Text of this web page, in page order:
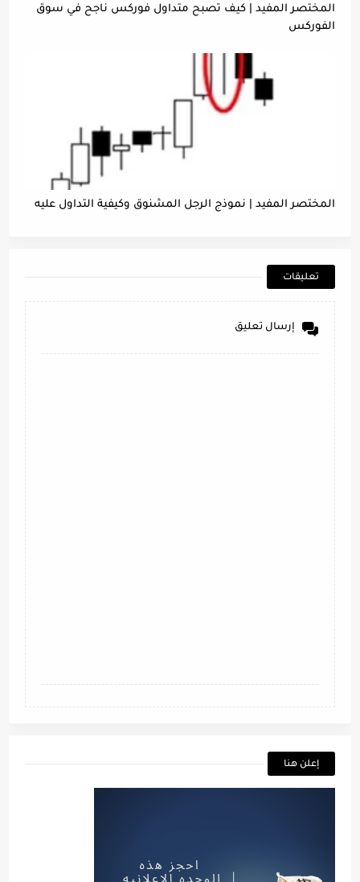
المختصر المفيد | كيف تصبح متداول فوركس ناجح في سوق
الفوركس
المختصر المفيد | نموذج الرجل المشنوق وكيفية التداول عليه
تعليقات
إرسال تعليق
إعلن هنا